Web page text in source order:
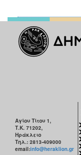
Αγίου Τίτου 1,
Τ.Κ. 71202,
Ηράκλειο
Τηλ.: 2813-409000
email:info@heraklion.gr